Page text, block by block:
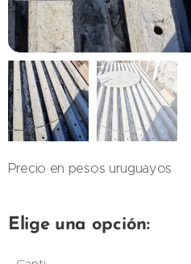
Precio en pesos uruguayos
Elige una opción: